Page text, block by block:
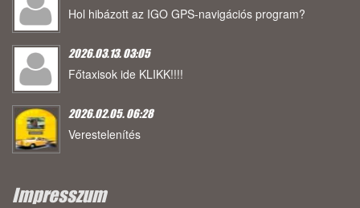
Hol hibázott az IGO GPS-navigációs program?
2026.03.13. 03:05
Főtaxisok ide KLIKK!!!!
2026.02.05. 06:28
Verestelenítés
Impresszum